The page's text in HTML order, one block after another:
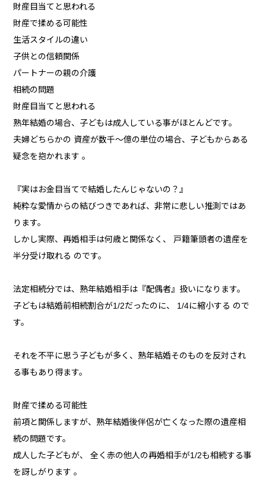
財産目当てと思われる
財産で揉める可能性
生活スタイルの違い
子供との信頼関係
パートナーの親の介護
相続の問題
財産目当てと思われる
熟年結婚の場合、子どもは成人している事がほとんどです。
夫婦どちらかの 資産が数千～億の単位の場合、子どもからある
疑念を抱かれます 。
『実はお金目当てで結婚したんじゃないの？』
純粋な愛情からの結びつきであれば、非常に悲しい推測ではあ
ります。
しかし実際、再婚相手は何歳と関係なく、 戸籍筆頭者の遺産を
半分受け取れる のです。
法定相続分では、熟年結婚相手は『配偶者』扱いになります。
子どもは結婚前相続割合が1/2だったのに、 1/4に縮小する ので
す。
それを不平に思う子どもが多く、熟年結婚そのものを反対され
る事もあり得ます。
財産で揉める可能性
前項と関係しますが、熟年結婚後伴侶が亡くなった際の遺産相
続の問題です。
成人した子どもが、 全く赤の他人の再婚相手が1/2も相続する事
を訝しがります 。